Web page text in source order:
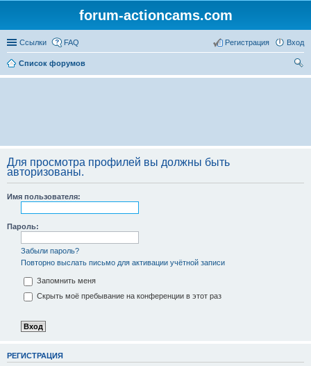
forum-actioncams.com
Ссылки FAQ Вход
Регистрация
Список форумов
ои
Для просмотра профилей вы должны быть
авторизованы.
Имя пользователя:
Пароль:
Забыли пароль?
Повторно выслать письмо для активации учётной записи
Запомнить меня
Скрыть моё пребывание на конференции в этот раз
РЕГИСТРАЦИЯ